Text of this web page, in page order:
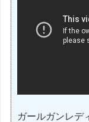
ガールガンレデ